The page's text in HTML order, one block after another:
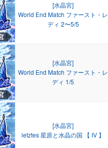
[水晶宮]
World End Match ファースト・レ
ディ 2〜5/5
[水晶宮]
World End Match ファースト・レ
ディ 1/5
[水晶宮]
letztes 星原と水晶の国 【 IV 】